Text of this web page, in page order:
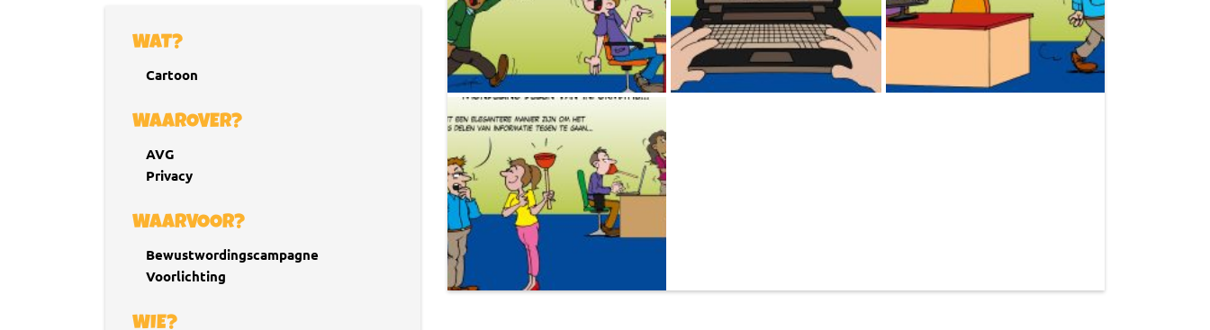
WAT?
Cartoon
WAAROVER?
AVG
Privacy
WAARVOOR?
Bewustwordingscampagne
Voorlichting
WIE?